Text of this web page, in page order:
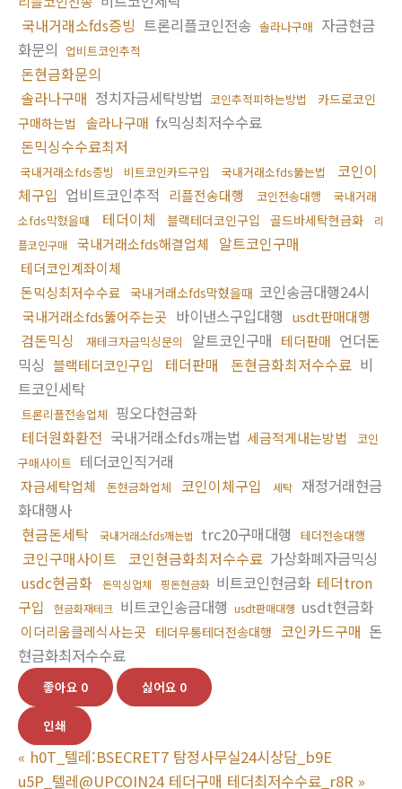
국내거래소fds증빙 트론리플코인전송 솔라나구매 자금현금
화문의 업비트코인추적
돈현금화문의
솔라나구매 정치자금세탁방법 코인추적피하는방법
카드로코인
구매하는법
솔라나구매 fx믹싱최저수수료
돈믹싱수수료최저
국내거래소fds증빙 비트코인카드구입 국내거래소fds뚫는법
코인이
체구입 업비트코인추적 리플전송대행 코인전송대행
국내거래
소fds막혔을때
테더이체 블랙테더코인구입 골드바세탁현금화
리
플코인구매
국내거래소fds해결업체 알트코인구매
테더코인계좌이체
돈믹싱최저수수료 국내거래소fds막혔을때 코인송금대행24시
국내거래소fds뚫어주는곳 바이낸스구입대행 usdt판매대행
검돈믹싱 재테크자금믹싱문의 알트코인구매 테더판매 언더돈
믹싱 블랙테더코인구입 테더판매 돈현금화최저수수료 비
트코인세탁
트론리플전송업체 핑오다현금화
테더원화환전 국내거래소fds깨는법 세금적게내는방법
코인
구매사이트 테더코인직거래
자금세탁업체 돈현금화업체 코인이체구입 세탁
재정거래현금
화대행사
현금돈세탁
국내거래소fds깨는법 trc20구매대행 테더전송대행
코인구매사이트 코인현금화최저수수료 가상화폐자금믹싱
usdc현금화
돈믹싱업체 핑돈현금화 비트코인현금화 테더tron
구입
현금화재테크 비트코인송금대행 usdt판매대행 usdt현금화
이더리움클레식사는곳 테더무통테더전송대행 코인카드구매 돈
현금화최저수수료
좋아요 0 싫어요 0
인쇄
« h0T_텔레:BSECRET7 탐정사무실24시상담_b9E
u5P_텔레@UPCOIN24 테더구매 테더최저수수료_r8R »